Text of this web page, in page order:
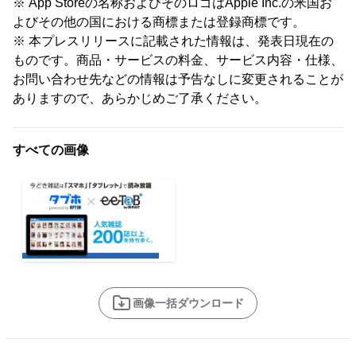
※ App Storeの名称およびそのロゴはApple Inc.の米国お
よびその他の国における商標または登録商標です。
※ 本プレスリリースに記載された情報は、発表日現在の
ものです。商品・サービスの料金、サービス内容・仕様、
お問い合わせ先などの情報は予告なしに変更されることが
ありますので、あらかじめご了承ください。
すべての画像
画像一括ダウンロード